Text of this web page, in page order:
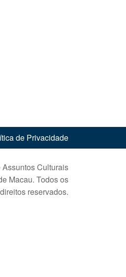
de Privacidade
Culturais
Macau. Todos os
direitos reservados.